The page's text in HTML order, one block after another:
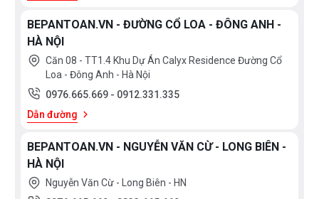
BEPANTOAN.VN - ĐƯỜNG CỔ LOA - ĐÔNG ANH -
HÀ NỘI
Căn 08 - TT1.4 Khu Dự Án Calyx Residence Đường Cổ
Loa - Đông Anh - Hà Nội
0976.665.669 - 0912.331.335
Dẫn đường
BEPANTOAN.VN - NGUYỄN VĂN CỪ - LONG BIÊN -
HÀ NỘI
Nguyễn Văn Cừ - Long Biên - HN